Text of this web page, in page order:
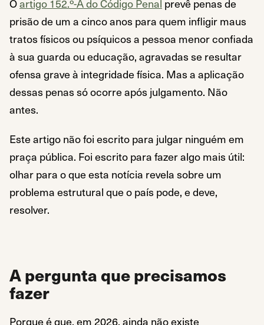
Oartigo 152.º-A do Código Penal prevê penas de
prisão de um a cinco anos para quem infligir maus
tratos físicos ou psíquicos a pessoa menor confiada
à sua guarda ou educação, agravadas se resultar
ofensa grave à integridade física. Mas a aplicação
dessas penas só ocorre após julgamento. Não
antes.
Este artigo não foi escrito para julgar ninguém em
praça pública. Foi escrito para fazer algo mais útil:
olhar para o que esta notícia revela sobre um
problema estrutural que o país pode, e deve,
resolver.
A pergunta que precisamos
fazer
Porque é que, em 2026, ainda não existe